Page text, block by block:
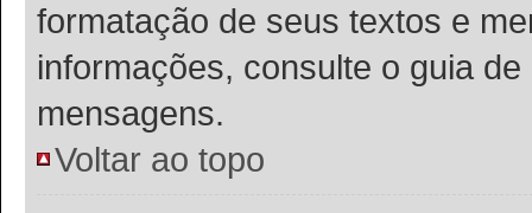
formatação de seus textos e
informações, consulte o guia
mensagens.
Voltar ao topo